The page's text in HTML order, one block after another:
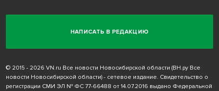
НАПИСАТЬ В РЕДАКЦИЮ
© 2015 - 2026 VN.ru Все новости Новосибирской области (ВН.ру Все
новости Новосибирской области) - сетевое издание. Свидетельство о
регистрации СМИ ЭЛ № ФС 77-66488 от 14.07.2016 выдано Федеральной